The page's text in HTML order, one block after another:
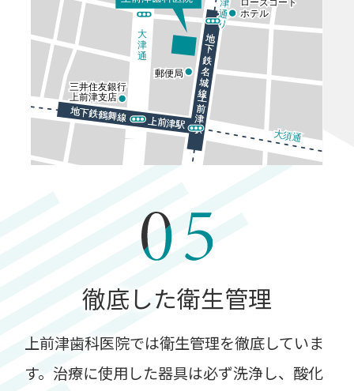
徹底した衛生管理
上前津歯科医院では衛生管理を徹底していま
す。 治療に使用した器具は必ず洗浄し、酸化